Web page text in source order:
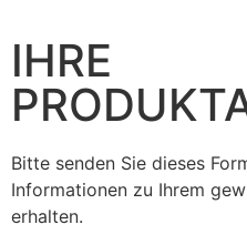
IHRE
Bitte senden Sie dieses
Informationen zu Ihrem
erhalten.